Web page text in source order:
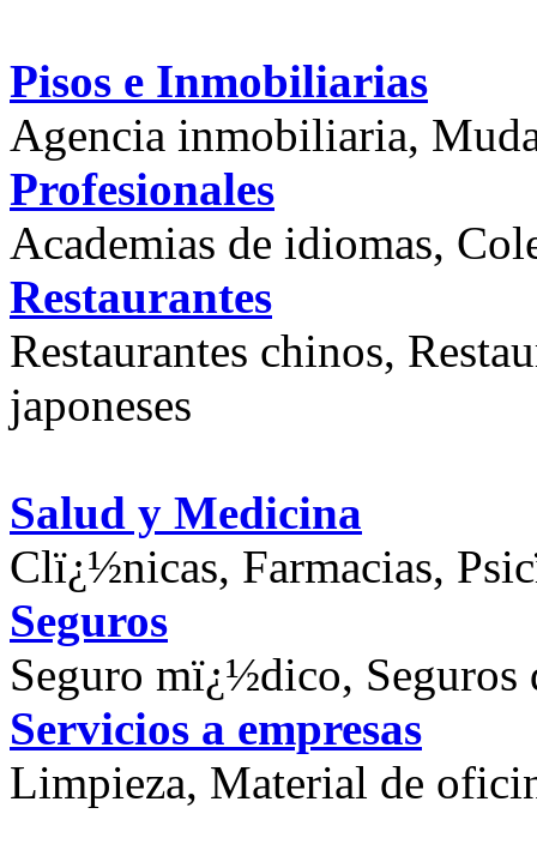
Pisos e Inmobiliarias
Agencia inmobiliaria,
Profesionales
Academias de idiomas,
Restaurantes
Restaurantes chinos,
japoneses
Salud y Medicina
Clï¿½nicas, Farmacias,
Seguros
Seguro mï¿½dico, Seguros
Servicios a empresas
Limpieza, Material de